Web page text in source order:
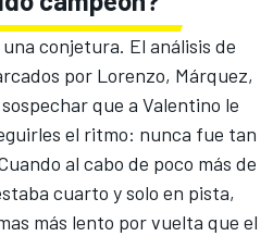
conjetura. El análisis de
por Lorenzo, Márquez,
que a Valentino le
el ritmo: nunca fue tan
al cabo de poco más de
cuarto y solo en pista,
más lento por vuelta que el